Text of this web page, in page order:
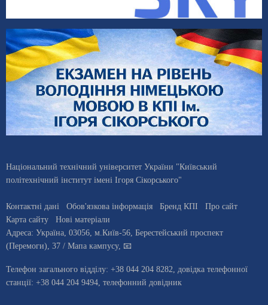
Національний технічний університет України "Київський
політехнічний інститут імені Ігоря Сікорського"
Контактні дані Обов'язкова інформація Бренд КПІ
Про сайт
Карта сайту
Нові матеріали
Адреса: Україна 03056 , м. Київ-56, Берестейський проспект
(Перемоги), 37 / Мапа кампусу, 📧
Телефон загального відділу: +38 044 204 8282 , довiдка телефонної
станцiї: +38 044 204 9494 телефонний довідник